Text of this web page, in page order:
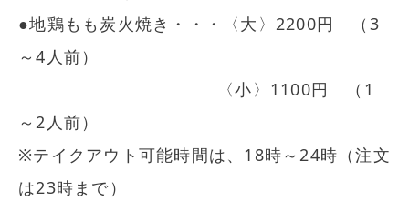
●地鶏もも炭火焼き・・・〈大〉2200円 （3
～4人前）
〈小〉1100円 （1
～2人前）
※テイクアウト可能時間は、18時～24時（注文
は23時まで）